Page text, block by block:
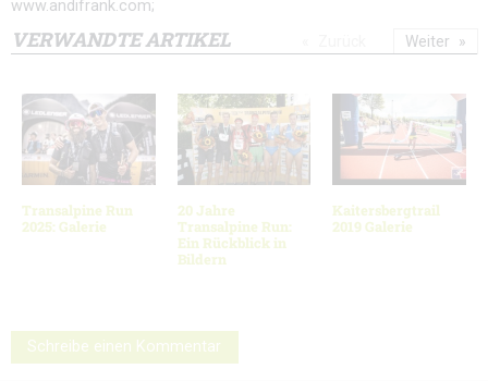
www.andifrank.com;
VERWANDTE ARTIKEL
Transalpine Run
2025: Galerie
20 Jahre
Transalpine Run:
Ein Rückblick in
Bildern
Kaitersbergtrail
2019 Galerie
Weiter
Schreibe einen Kommentar